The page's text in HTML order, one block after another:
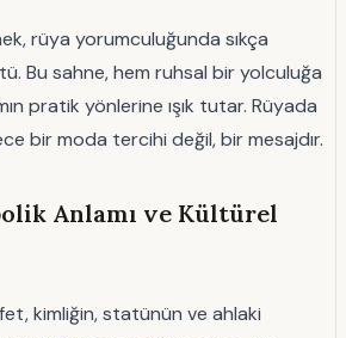
rüya yorumculuğunda sıkça
Bu sahne, hem ruhsal bir yolculuğa
pratik yönlerine ışık tutar. Rüyada
bir moda tercihi değil, bir mesajdır.
Anlamı ve Kültürel
kimliğin, statünün ve ahlaki